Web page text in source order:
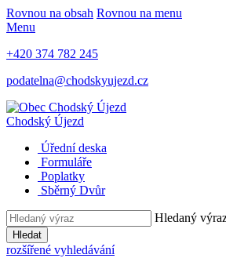
Rovnou na obsah Rovnou na menu
Menu
+420 374 782 245
podatelna@chodskyujezd.cz
Chodský Újezd
Úřední deska
Formuláře
Poplatky
Sběrný Dvůr
Hledaný
Hledat
rozšířené vyhledávání